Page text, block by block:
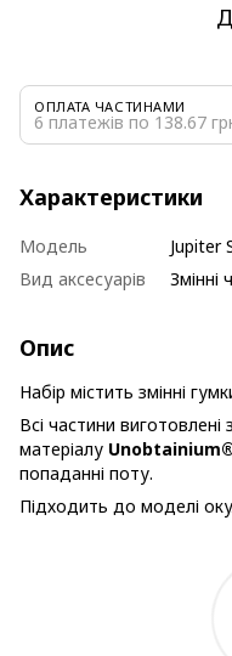
ОПЛАТА ЧАСТИНАМИ
6 платежів по 138.67
Характеристики
Модель
Jupiter
Вид аксесуарів
Змінні
Опис
Набір містить змінні
Всі частини виготовлені
матеріалу
попаданні поту.
Підходить до моделі